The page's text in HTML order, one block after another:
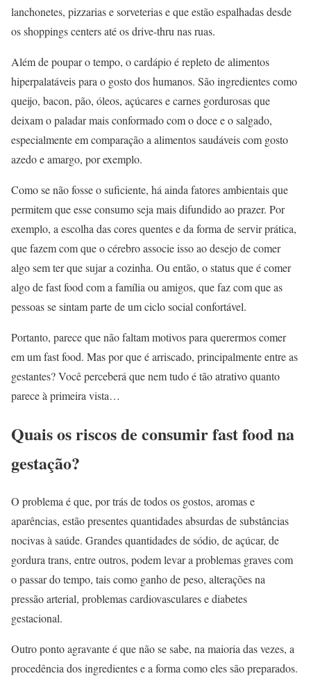
lanchonetes, pizzarias e sorveterias e que estão espalhadas desde
os shoppings centers até os drive-thru nas ruas.
Além de poupar o tempo, o cardápio é repleto de alimentos
hiperpalatáveis para o gosto dos humanos. São ingredientes como
queijo, bacon, pão, óleos, açúcares e carnes gordurosas que
deixam o paladar mais conformado com o doce e o salgado,
especialmente em comparação a alimentos saudáveis com gosto
azedo e amargo, por exemplo.
Como se não fosse o suficiente, há ainda fatores ambientais que
permitem que esse consumo seja mais difundido ao prazer. Por
exemplo, a escolha das cores quentes e da forma de servir prática,
que fazem com que o cérebro associe isso ao desejo de comer
algo sem ter que sujar a cozinha. Ou então, o status que é comer
algo de fast food com a família ou amigos, que faz com que as
pessoas se sintam parte de um ciclo social confortável.
Portanto, parece que não faltam motivos para querermos comer
em um fast food. Mas por que é arriscado, principalmente entre as
gestantes? Você perceberá que nem tudo é tão atrativo quanto
parece à primeira vista…
Quais os riscos de consumir fast food na
gestação?
O problema é que, por trás de todos os gostos, aromas e
aparências, estão presentes quantidades absurdas de substâncias
nocivas à saúde. Grandes quantidades de sódio, de açúcar, de
gordura trans, entre outros, podem levar a problemas graves com
o passar do tempo, tais como ganho de peso, alterações na
pressão arterial, problemas cardiovasculares e diabetes
gestacional.
Outro ponto agravante é que não se sabe, na maioria das vezes, a
procedência dos ingredientes e a forma como eles são preparados.